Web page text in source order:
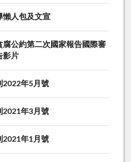
懶人包及文宣
腐公約第二次國家報告國際審
影片
2022年5月號
2021年3月號
2021年1月號